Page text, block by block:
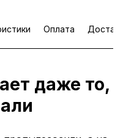
Оплата
даже то,